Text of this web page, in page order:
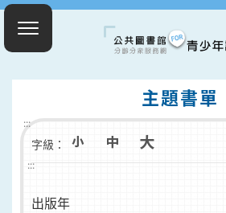
主題書單
:::
字級：
:::
出版年